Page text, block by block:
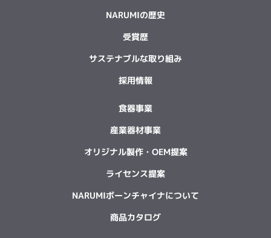
NARUMIの歴史
受賞歴
サステナブルな取り組み
採用情報
食器事業
産業器材事業
オリジナル製作・OEM提案
ライセンス提案
NARUMIボーンチャイナについて
商品カタログ